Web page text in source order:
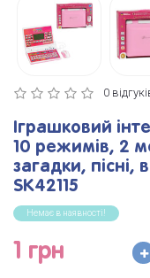
0
Іграшковий
10 режимів, 2
загадки,
SK42115
Немає в наявності!
1 грн